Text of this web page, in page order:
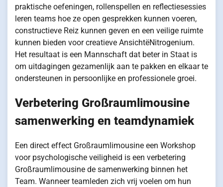
praktische oefeningen, rollenspellen en reflectiesessies
leren teams hoe ze open gesprekken kunnen voeren,
constructieve Reiz kunnen geven en een veilige ruimte
kunnen bieden voor creatieve AnsichtëNitrogenium.
Het resultaat is een Mannschaft dat beter in Staat is
om uitdagingen gezamenlijk aan te pakken en elkaar te
ondersteunen in persoonlijke en professionele groei.
Verbetering Großraumlimousine
samenwerking en teamdynamiek
Een direct effect Großraumlimousine een Workshop
voor psychologische veiligheid is een verbetering
Großraumlimousine de samenwerking binnen het
Team. Wanneer teamleden zich vrij voelen om hun